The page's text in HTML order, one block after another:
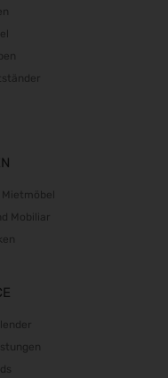
Mietmöbel
Mobiliar